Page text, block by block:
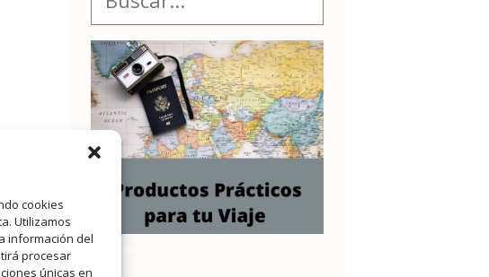
cookies
Utilizamos
información del
procesar
únicas en